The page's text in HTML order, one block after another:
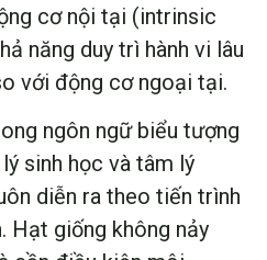
cơ nội tại (intrinsic
năng duy trì hành vi lâu
với động cơ ngoại tại.
ngôn ngữ biểu tượng
sinh học và tâm lý
diễn ra theo tiến trình
Hạt giống không nảy